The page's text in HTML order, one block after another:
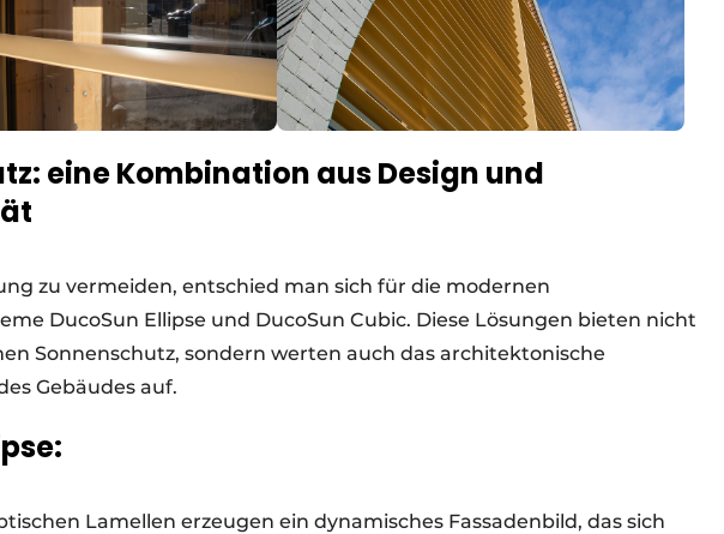
eine Kombination aus Design und
zu vermeiden, entschied man sich für die modernen
DucoSun Ellipse und DucoSun Cubic. Diese Lösungen bieten nicht
Sonnenschutz, sondern werten auch das architektonische
Gebäudes auf.
Lamellen erzeugen ein dynamisches Fassadenbild, das sich